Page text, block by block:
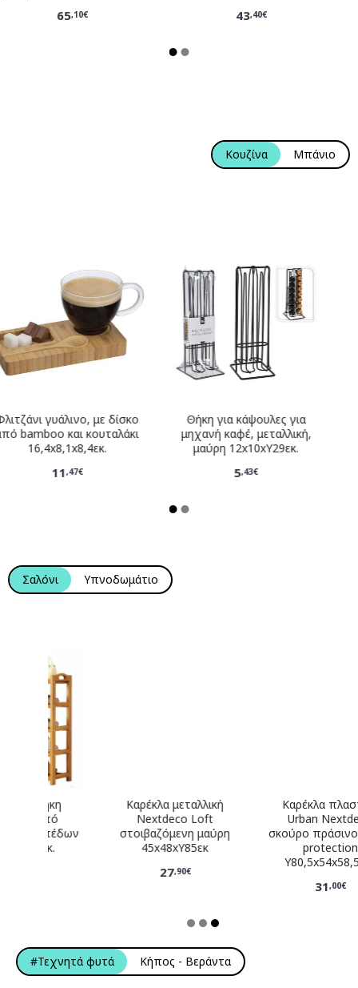
65 43
Κουζίνα Μπάνιο
Φλιτζάνι γυάλινο, με δίσκο
από bamboo και κουταλάκι
16,4x8,1x8,4εκ.
11
Θήκη για κάψουλες για
μηχανή καφέ, μεταλλική,
μαύρη 12x10xY29εκ.
5
Σαλόνι Υπνοδωμάτιο
Καρέκλα μεταλλική
Nextdeco Loft
στοιβαζόμενη μαύρη
45x48xΥ85εκ
Καρέκλα πλαστική
Urban Nextdeco
σκούρο πράσινο PP UV
protection
Y80,5x54x58,5 εκ.
#Τεχνητά φυτά Κήπος - Βεράντα